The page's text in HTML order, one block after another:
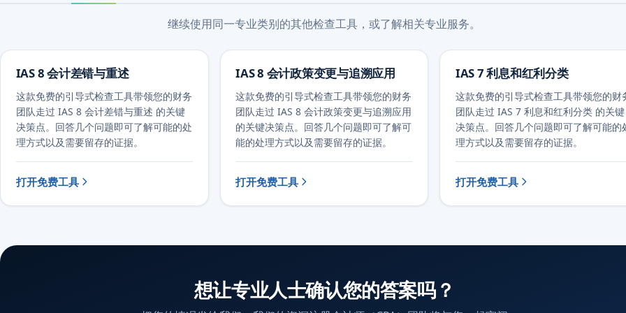
继续使用同一专业类别的其他检查工具，或了解相关专业服务。
IAS 8 会计差错与重述
这款免费的引导式检查工具带领您的财务
团队走过 IAS 8 会计差错与重述 的关键
决策点。回答几个问题即可了解可能的处
理方式以及需要留存的证据。
打开免费工具
IAS 8 会计政策变更与追溯应用
这款免费的引导式检查工具带领您的财务
团队走过 IAS 8 会计政策变更与追溯应用
的关键决策点。回答几个问题即可了解可
能的处理方式以及需要留存的证据。
打开免费工具
IAS 7 利息和红利分类
这款免费的引导式检查工具带领您的财
团队走过 IAS 7 利息和红利分类 的关键
决策点。回答几个问题即可了解可能的
理方式以及需要留存的证据。
打开免费工具
想让专业人士确认您的答案吗？